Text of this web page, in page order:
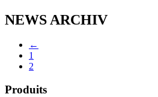
NEWS ARCHIV
←
1
2
Produits